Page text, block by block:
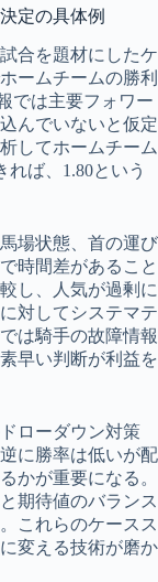
定の具体例
合を題材にしたケ
ームチームの勝利
では主要フォワー
んでいないと仮定
してホームチーム
れば、1.80という
場状態、首の運び
時間差があること
し、人気が過剰に
対してシステマテ
は騎手の故障情報
早い判断が利益を
ローダウン対策
に勝率は低いが配
かが重要になる。
期待値のバランス
これらのケースス
変える技術が磨か